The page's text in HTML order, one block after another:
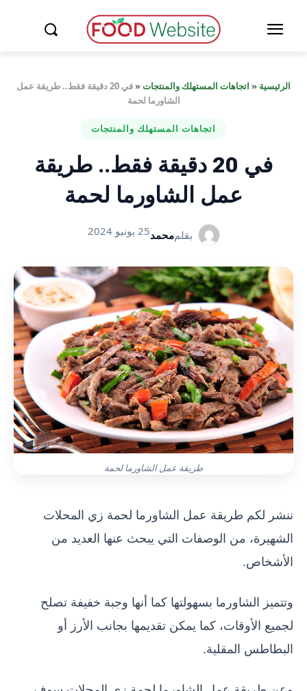
الرئيسية « اتجاهات المستهلك والمنتجات«
في 20 دقيقة فقط.. طريقة عمل
الشاورما لحمة
اتجاهات المستهلك والمنتجات
في 20 دقيقة فقط.. طريقة
عمل الشاورما لحمة
بقلممحمد25 يونيو 2024
طريقة عمل الشاورما لحمة
ننشر لكم طريقة عمل الشاورما لحمة زي المحلات
الشهيرة، من الوصفات التي يبحث عنها العديد من
الأشخاص.
وتتميز الشاورما بسهولتها كما أنها وجبة خفيفة تصلح
لجميع الأوقات، كما يمكن تقديمها بجانب الأرز أو
البطاطس المقلية.